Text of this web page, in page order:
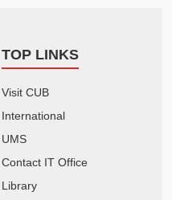
TOP LINKS
Visit CUB
International
UMS
Contact IT Office
Library